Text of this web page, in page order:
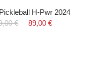
H-Pwr 2024
€
89,00 €